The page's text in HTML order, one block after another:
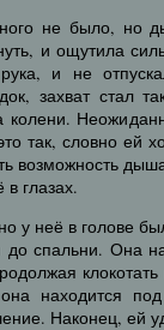
не было, но
и ощутила
и не
захват стал
так, словно ей
возможность
глазах.
у неё в голове
спальни. Она
находится
Наконец, ей